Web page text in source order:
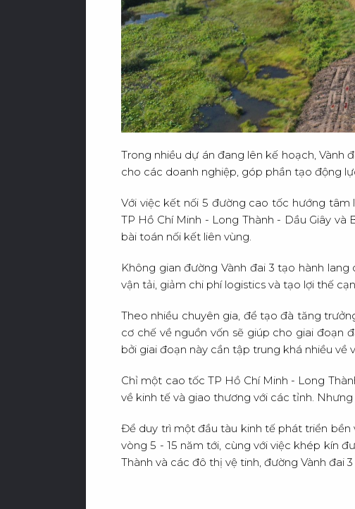
Trong nhiều dự án đang lên kế hoạch, Vành
cho các doanh nghiệp, góp phần tạo động
Với việc kết nối 5 đường cao tốc hướng tâm
TP Hồ Chí Minh - Long Thành - Dầu Giây
bài toán nối kết liên vùng.
Không gian đường Vành đai 3 tạo hành
vận tải, giảm chi phí logistics và tạo lợi thế
Theo nhiều chuyên gia, để tạo đà tăng
cơ chế về nguồn vốn sẽ giúp cho giai đoạn
bởi giai đoạn này cần tập trung khá nhiều về
Chỉ một cao tốc TP Hồ Chí Minh - Long
về kinh tế và giao thương với các tỉnh.
Để duy trì một đầu tàu kinh tế phát triển bền
vòng 5 - 15 năm tới, cùng với việc khép kín
Thành và các đô thị vệ tinh, đường Vành đai